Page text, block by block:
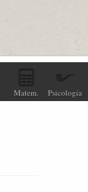
Matem. Psicología